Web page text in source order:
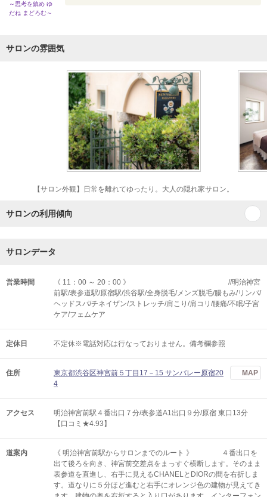
～思考を鎮め ゆ
だね まどろむ～
サロンの雰囲気
【サロン外観】日常を離れてゆったり。大人の隠れ家サロン。
サロンの利用傾向
サロンデータ
営業時間
《 11：00 ～ 20：00 》 //明治神宮
前駅/表参道駅/原宿駅/渋谷駅/全身脱毛/メンズ脱毛/腸もみ/リンパ/
ヘッドスパ/チネイザン/ストレッチ/肩こり/肩コリ/腰痛/不眠/子宮
ケア/フェムケア
定休日 不定休※電話対応は行なっておりません。備考欄参照
住所
東京都渋谷区神宮前５丁目17－15 サンバレー原宿20
4
MAP
アクセス
明治神宮前駅４番出口７分/表参道A1出口９分/原宿 東口13分
【口コミ★4.93】
道案内
《 明治神宮前駅からサロンまでのルート 》 ４番出口を
出て後ろを向き、神宮前交差点をまっすぐ横断します。そのまま
表参道を直進し、右手に見えるCHANELとDIORの間を右折しま
す。道なりに５分ほど進むと右手にオレンジ色の建物が見えてき